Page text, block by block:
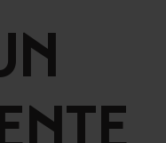
Family & Kids
Trattamenti